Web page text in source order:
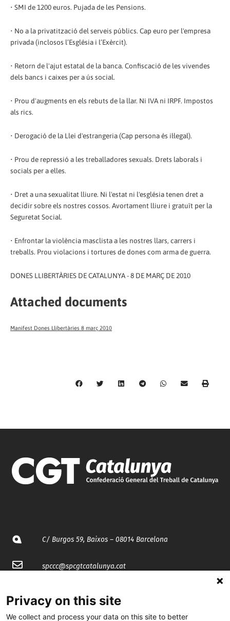
• SMI de 1200 euros. Pujada de les Pensions.
• No a la privatització del serveis públics. Cap euro per l'empresa
privada (inclosos l’Església i l’Exèrcit).
• Retorn de l'ajut estatal de la banca. Confiscació de les vivendes
dels bancs i caixes per a ús social.
• Prou d'augments en els rebuts de la llar. Ni IVA ni IRPF. Impostos
als rics.
• Derogació de la Llei d'estrangeria (Cap persona és il·legal).
• Prou de repressió a les treballadores sexuals. Drets laborals i
socials per a elles.
• Dret a una sexualitat lliure. Ni l'estat ni l'església tenen dret a
decidir sobre els nostres cossos. Avortament lliure i gratuït per la
Seguretat Social.
• Enfrontar la violència masclista a les nostres llars, carrers i
treballs. Prou violacions i tortures de dones com arma de guerra.
DONES LLIBERTÀRIES DE CATALUNYA - 8 DE MARÇ DE 2010
Attached documents
Manifest Dones Llibertàries 8 març 2010
C/ Burgos 59, Baixos – 08014 Barcelona
spccc@spcgtcatalunya.cat
Privacy on this site
We collect and process your data on this site to better